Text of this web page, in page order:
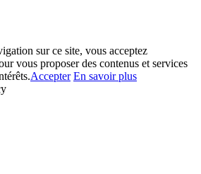
sur ce site, vous acceptez
vous proposer des contenus et services
Accepter En savoir plus